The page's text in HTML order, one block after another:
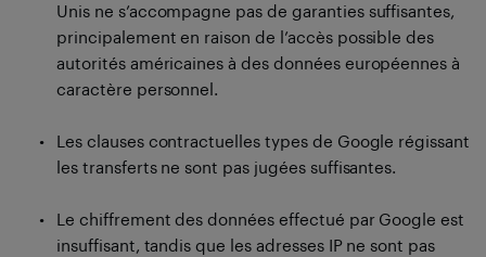
Unis ne s’accompagne pas de garanties suffisantes,
principalement en raison de l’accès possible des
autorités américaines à des données européennes à
caractère personnel.
Les clauses contractuelles types de Google régissant
les transferts ne sont pas jugées suffisantes.
Le chiffrement des données effectué par Google est
insuffisant, tandis que les adresses IP ne sont pas